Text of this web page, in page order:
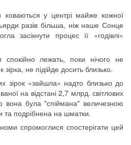
ховаються у центрі майже кожної
разів більша, ніж наше Сонце
засікнути процес її «годівлі»
спокійно лежать, поки нічого не
не підійде досить близько.
зірок «зайшла» надто близько до
на відстані 2,7 млрд. світлових
вона була "спіймана" величезною
та подрібнена на шматки.
спромоглися спостерігати цей